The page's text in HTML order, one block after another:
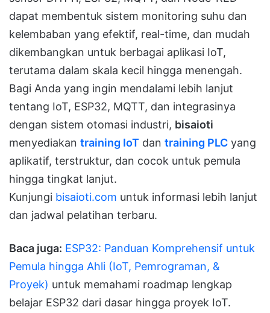
dapat membentuk sistem monitoring suhu dan
kelembaban yang efektif, real-time, dan mudah
dikembangkan untuk berbagai aplikasi IoT,
terutama dalam skala kecil hingga menengah.
Bagi Anda yang ingin mendalami lebih lanjut
tentang IoT, ESP32, MQTT, dan integrasinya
dengan sistem otomasi industri, bisaioti
menyediakan training IoT dan training PLC yang
aplikatif, terstruktur, dan cocok untuk pemula
hingga tingkat lanjut.
Kunjungi bisaioti.com untuk informasi lebih lanjut
dan jadwal pelatihan terbaru.
Baca juga: ESP32: Panduan Komprehensif untuk
Pemula hingga Ahli (IoT, Pemrograman, &
Proyek) untuk memahami roadmap lengkap
belajar ESP32 dari dasar hingga proyek IoT.